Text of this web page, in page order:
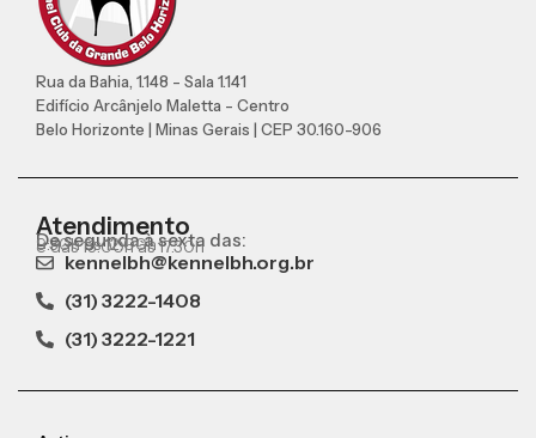
Rua da Bahia, 1.148 - Sala 1.141
Edifício Arcânjelo Maletta - Centro
Belo Horizonte | Minas Gerais | CEP 30.160-906
Atendimento
De segunda à sexta das:
9:30h às 12:00h
e das 13:00h às 17:30h
kennelbh@kennelbh.org.br
(31) 3222-1408
(31) 3222-1221